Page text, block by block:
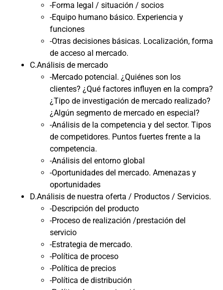
-Forma legal / situación / socios
-Equipo humano básico. Experiencia y
funciones
-Otras decisiones básicas. Localización, forma
de acceso al mercado.
C.Análisis de mercado
-Mercado potencial. ¿Quiénes son los
clientes? ¿Qué factores influyen en la compra?
¿Tipo de investigación de mercado realizado?
¿Algún segmento de mercado en especial?
-Análisis de la competencia y del sector. Tipos
de competidores. Puntos fuertes frente a la
competencia.
-Análisis del entorno global
-Oportunidades del mercado. Amenazas y
oportunidades
D.Análisis de nuestra oferta / Productos / Servicios.
-Descripción del producto
-Proceso de realización /prestación del
servicio
-Estrategia de mercado.
-Política de proceso
-Política de precios
-Política de distribución